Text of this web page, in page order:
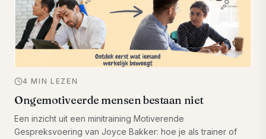
4 MIN LEZEN
Ongemotiveerde mensen bestaan niet
Een inzicht uit een minitraining Motiverende
Gespreksvoering van Joyce Bakker: hoe je als trainer of